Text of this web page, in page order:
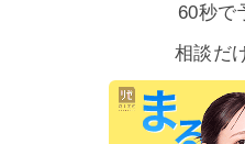
60秒で
相談だ